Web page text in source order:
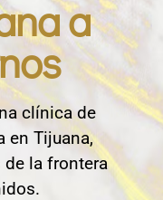
a
clínica de
en Tijuana,
la frontera